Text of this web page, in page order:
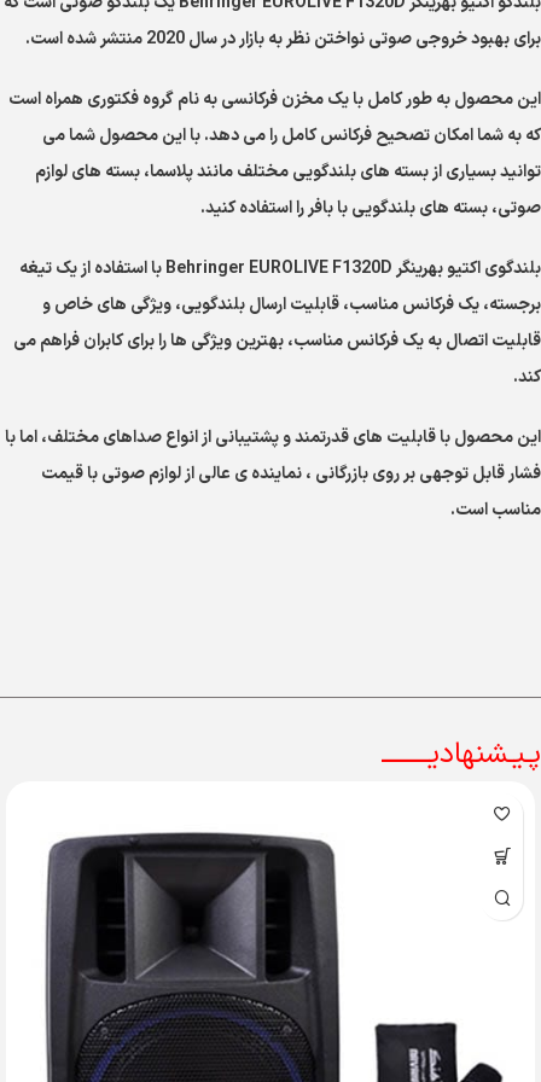
برای بهبود خروجی صوتی نواختن نظر به بازار در سال 2020 منتشر شده است.
این محصول به طور کامل با یک مخزن فرکانسی به نام گروه فکتوری همراه است
که به شما امکان تصحیح فرکانس کامل را می دهد. با این محصول شما می
توانید بسیاری از بسته های بلندگویی مختلف مانند پلاسما، بسته های لوازم
صوتی، بسته های بلندگویی با بافر را استفاده کنید.
بلندگوی اکتیو بهرینگر Behringer EUROLIVE F1320D با استفاده از یک تیغه
برجسته، یک فرکانس مناسب، قابلیت ارسال بلندگویی، ویژگی های خاص و
قابلیت اتصال به یک فرکانس مناسب، بهترین ویژگی ها را برای کابران فراهم می
کند.
این محصول با قابلیت های قدرتمند و پشتیبانی از انواع صداهای مختلف، اما با
فشار قابل توجهی بر روی بازرگانی ، نماینده ی عالی از لوازم صوتی با قیمت
مناسب است.
پـیـشنهادیــــــــ